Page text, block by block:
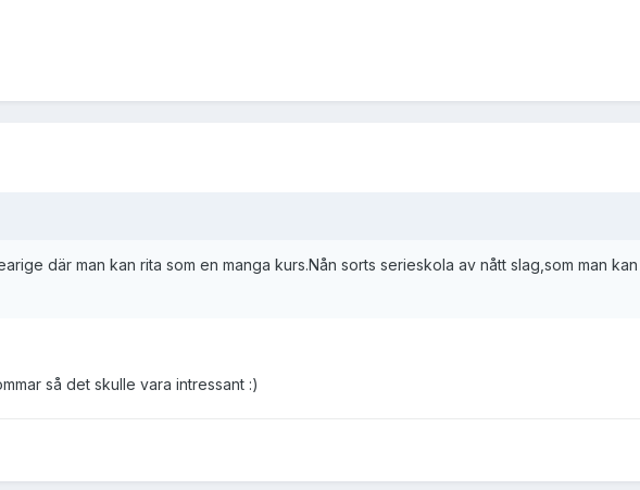
där man kan rita som en manga kurs.Nån sorts serieskola av nått slag,som man
så det skulle vara intressant :)